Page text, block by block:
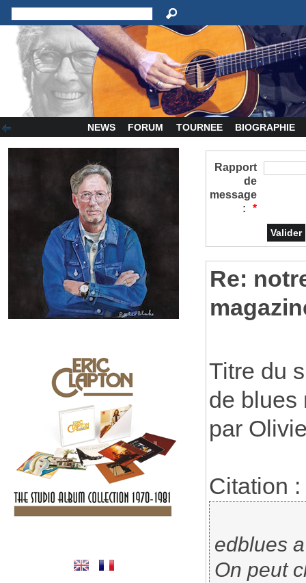
NEWS FORUM TOURNEE BIOGRAPHIE
Rapport
de
message
:
*
Re:
Titre du
de blues
par
Citation :
edblues
On peut